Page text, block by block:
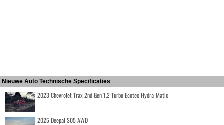
Nieuwe Auto Technische Specificaties
2023 Chevrolet Trax 2nd Gen 1.2 Turbo Ecotec Hydra-Matic
2025 Deepal S05 AWD